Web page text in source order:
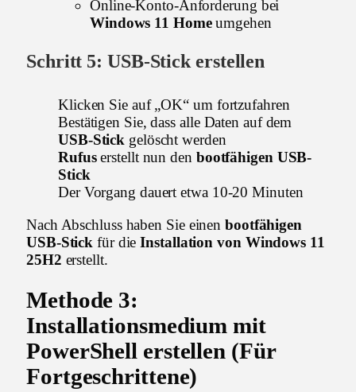
Online-Konto-Anforderung bei
Windows 11 Homeumgehen
Schritt 5: USB-Stick erstellen
Klicken Sie auf „OK“ um fortzufahren
Bestätigen Sie, dass alle Daten auf dem
USB-Stick gelöscht werden
Rufuserstellt nun den bootfähigen USB-
Stick
Der Vorgang dauert etwa 10-20 Minuten
Nach Abschluss haben Sie einenbootfähigen
USB-Stick für dieInstallation von Windows 11
25H2 erstellt.
Methode 3:
Installationsmedium mit
PowerShell erstellen (Für
Fortgeschrittene)